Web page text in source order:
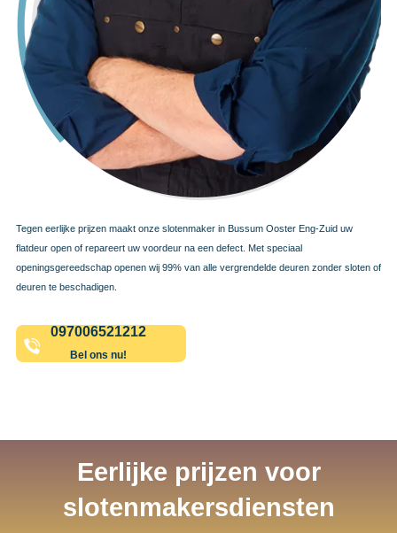
Tegen eerlijke prijzen maakt onze slotenmaker in Bussum Ooster Eng-Zuid uw
flatdeur open of repareert uw voordeur na een defect. Met speciaal
openingsgereedschap openen wij 99% van alle vergrendelde deuren zonder sloten of
deuren te beschadigen.
097006521212
Bel ons nu!
Eerlijke prijzen voor
slotenmakersdiensten